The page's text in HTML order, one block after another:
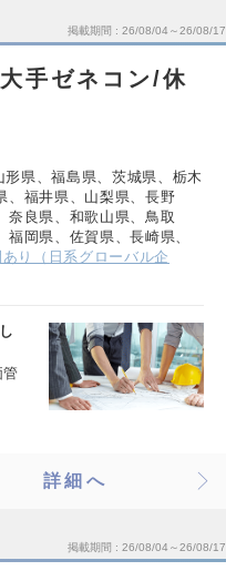
掲載期間 26/08/04～26/08/17
手ゼネコン/休
県、福島県、茨城県、栃木
、福井県、山梨県、長野
奈良県、和歌山県、鳥取
岡県、佐賀県、長崎県、
り（日系グローバル企
管
詳細へ
掲載期間 26/08/04～26/08/17